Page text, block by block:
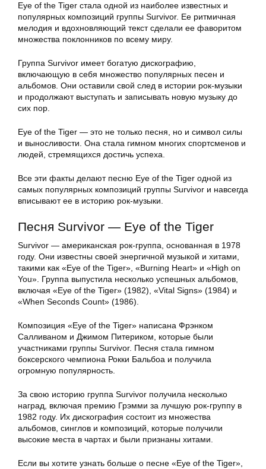
Еye of the Tiger стала одной из наиболее известных и
популярных композиций группы Survivor. Ее ритмичная
мелодия и вдохновляющий текст сделали ее фаворитом
множества поклонников по всему миру.
Группа Survivor имеет богатую дискографию,
включающую в себя множество популярных песен и
альбомов. Они оставили свой след в истории рок-музыки
и продолжают выступать и записывать новую музыку до
сих пор.
Eye of the Tiger — это не только песня, но и символ силы
и выносливости. Она стала гимном многих спортсменов и
людей, стремящихся достичь успеха.
Все эти факты делают песню Eye of the Tiger одной из
самых популярных композиций группы Survivor и навсегда
вписывают ее в историю рок-музыки.
Песня Survivor — Eye of the Tiger
Survivor — американская рок-группа, основанная в 1978
году. Они известны своей энергичной музыкой и хитами,
такими как «Eye of the Tiger», «Burning Heart» и «High on
You». Группа выпустила несколько успешных альбомов,
включая «Eye of the Tiger» (1982), «Vital Signs» (1984) и
«When Seconds Count» (1986).
Композиция «Eye of the Tiger» написана Фрэнком
Салливаном и Джимом Питериком, которые были
участниками группы Survivor. Песня стала гимном
боксерского чемпиона Рокки Бальбоа и получила
огромную популярность.
За свою историю группа Survivor получила несколько
наград, включая премию Грэмми за лучшую рок-группу в
1982 году. Их дискография состоит из множества
альбомов, синглов и композиций, которые получили
высокие места в чартах и были признаны хитами.
Если вы хотите узнать больше о песне «Eye of the Tiger»,